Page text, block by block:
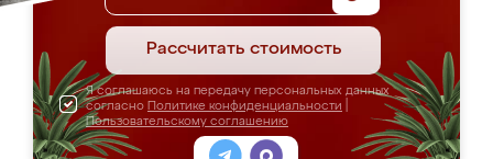
Рассчитать стоимость
Я соглашаюсь на передачу персональных данных
согласно Политике конфиденциальности
Пользовательскому соглашению